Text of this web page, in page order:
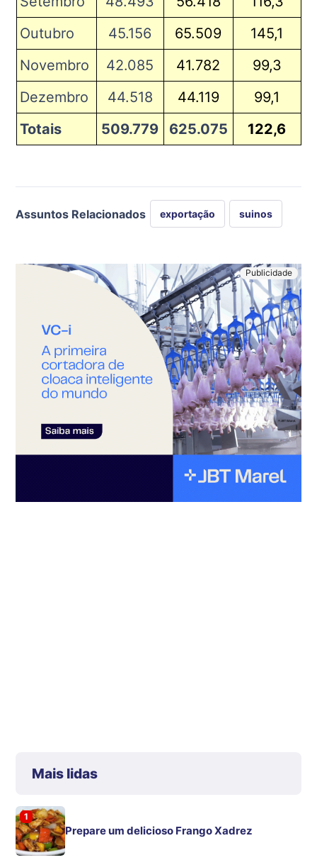
Outubro
45.156 65.509
145,1
Novembro
42.085 41.782
99,3
Dezembro
44.518 44.119
99,1
Totais
509.779 625.075 122,6
Assuntos Relacionados exportação suinos
Mais lidas
1
Prepare um delicioso Frango Xadrez